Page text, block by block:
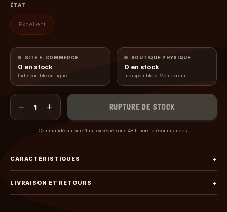
ÉTAT
Excellent
SITE E-COMMERCE
0 en stock
Indisponible en ligne
BOUTIQUE PHYSIQUE
0 en stock
Indisponible à Montévrain
− 1 + RUPTURE DE STOCK
Commandé aujourd’hui, expédié sous 48 h hors précommandes.
CARACTÉRISTIQUES +
LIVRAISON ET RETOURS +